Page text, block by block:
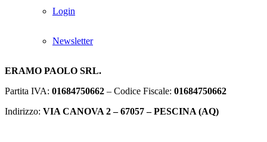
Login
Newsletter
ERAMO PAOLO SRL.
Partita IVA: 01684750662 – Codice Fiscale: 01684750662
Indirizzo: VIA CANOVA 2 – 67057 – PESCINA (AQ)